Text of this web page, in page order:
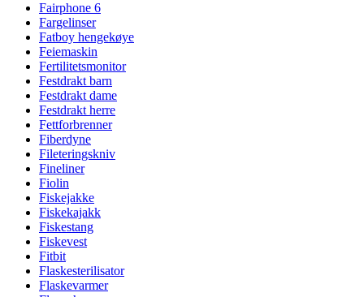
Fairphone 6
Fargelinser
Fatboy hengekøye
Feiemaskin
Fertilitetsmonitor
Festdrakt barn
Festdrakt dame
Festdrakt herre
Fettforbrenner
Fiberdyne
Fileteringskniv
Fineliner
Fiolin
Fiskejakke
Fiskekajakk
Fiskestang
Fiskevest
Fitbit
Flaskesterilisator
Flaskevarmer